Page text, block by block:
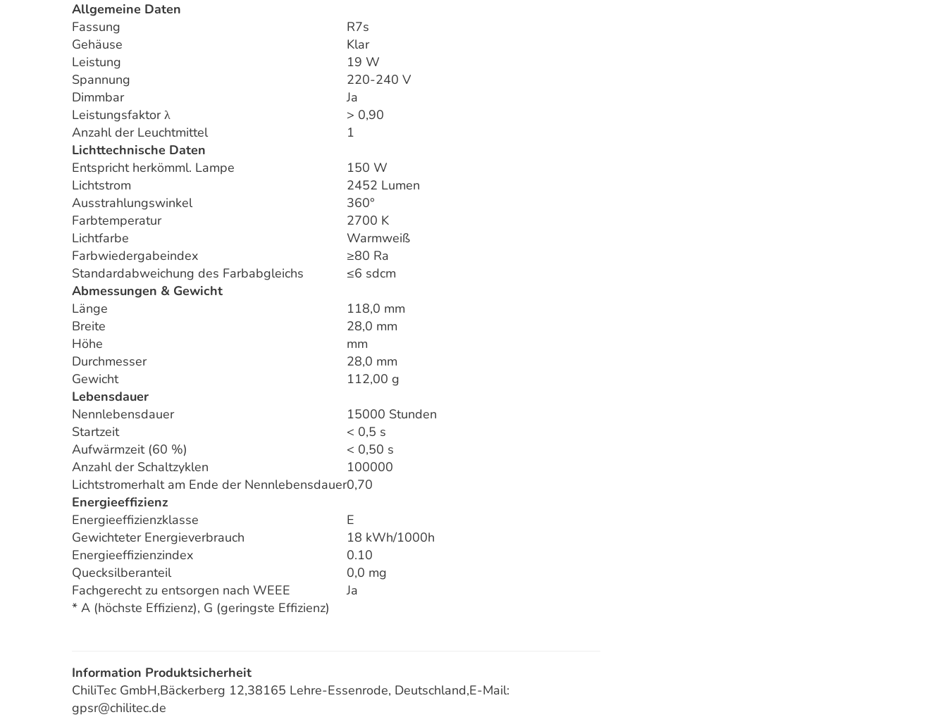
Allgemeine Daten
Fassung
R7s
Gehäuse
Klar
Leistung
19 W
Spannung
220-240 V
Dimmbar
Ja
Leistungsfaktor λ
> 0,90
Anzahl der Leuchtmittel
1
Lichttechnische Daten
Entspricht herkömml. Lampe
150 W
Lichtstrom
2452 Lumen
Ausstrahlungswinkel
360°
Farbtemperatur
2700 K
Lichtfarbe
Warmweiß
Farbwiedergabeindex
≥80 Ra
Standardabweichung des Farbabgleichs
≤6 sdcm
Abmessungen & Gewicht
Länge
118,0 mm
Breite
28,0 mm
Höhe
mm
Durchmesser
28,0 mm
Gewicht
112,00 g
Lebensdauer
Nennlebensdauer
15000 Stunden
Startzeit
< 0,5 s
Aufwärmzeit (60 %)
< 0,50 s
Anzahl der Schaltzyklen
100000
Lichtstromerhalt am Ende der Nennlebensdauer0,70
Energieeffizienz
Energieeffizienzklasse
E
Gewichteter Energieverbrauch
18 kWh/1000h
Energieeffizienzindex
0.10
Quecksilberanteil
0,0 mg
Fachgerecht zu entsorgen nach WEEE
Ja
* A (höchste Effizienz), G (geringste Effizienz)
Information Produktsicherheit
ChiliTec GmbH,Bäckerberg 12,38165 Lehre-Essenrode, Deutschland,E-Mail:
gpsr@chilitec.de